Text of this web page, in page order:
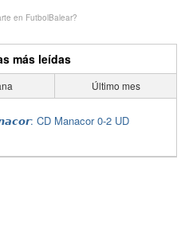
en FutbolBalear?
más leídas
Último mes
CD Manacor 0-2 UD